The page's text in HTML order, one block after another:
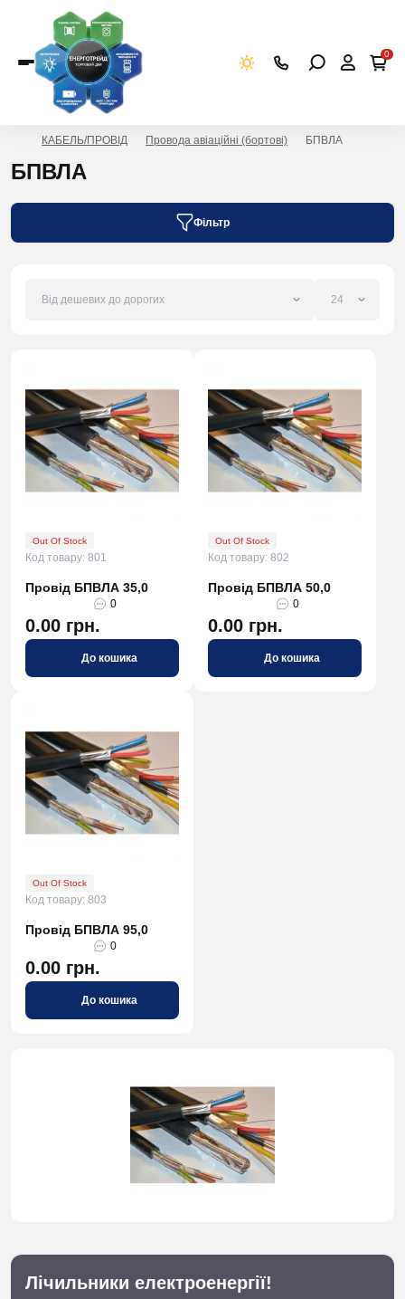
0
КАБЕЛЬ/ПРОВІД Провода авіаційні (бортові) БПВЛА
БПВЛА
Фільтр
Out Of Stock
Код товару: 801
Провід БПВЛА 35,0
0
0.00 грн.
До кошика
Out Of Stock
Код товару: 802
Провід БПВЛА 50,0
0
0.00 грн.
До кошика
Out Of Stock
Код товару: 803
Провід БПВЛА 95,0
0
0.00 грн.
До кошика
Лічильники електроенергії!